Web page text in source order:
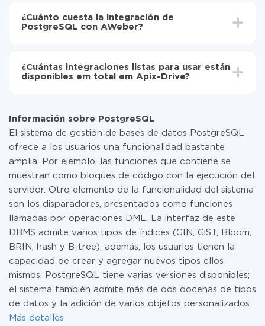
de PostgreSQL a AWeber
oscilar entre 5 y 30 minutos. En promedio, la
configuración tarda entre 10 y 15 minutos.
¿Cuánto cuesta la integración de
PostgreSQL con AWeber?
tarifas. Usted solo paga por la cantidad de datos que
realmente se transfieren de uno de sus sistemas a otro
manera segura un plan de tarifa gratuita o cambiar a
uno de pago, si es necesario. Más detalles sobre
tarifas.
¿Cuántas integraciones listas para usar están
disponibles em total em Apix-Drive?
Información sobre PostgreSQL
El sistema de gestión de bases de datos PostgreSQL
ofrece a los usuarios una funcionalidad bastante
amplia. Por ejemplo, las funciones que contiene se
muestran como bloques de código con la ejecución del
servidor. Otro elemento de la funcionalidad del sistema
son los disparadores, presentados como funciones
llamadas por operaciones DML. La interfaz de este
DBMS admite varios tipos de índices (GIN, GiST, Bloom,
BRIN, hash y B-tree), además, los usuarios tienen la
capacidad de crear y agregar nuevos tipos ellos
mismos. PostgreSQL tiene varias versiones disponibles;
el sistema también admite más de dos docenas de tipos
de datos y la adición de varios objetos personalizados.
Más detalles